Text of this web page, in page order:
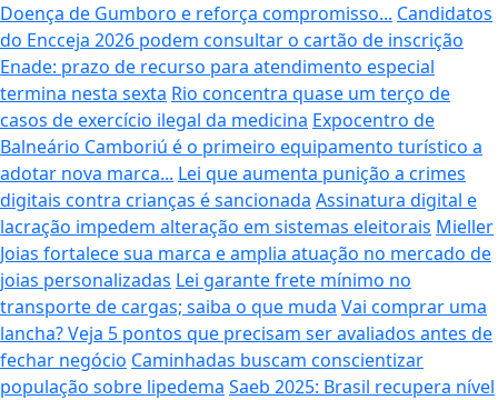
Doença de Gumboro e reforça compromisso... Candidatos
do Encceja 2026 podem consultar o cartão de inscrição
Enade: prazo de recurso para atendimento especial
termina nesta sexta Rio concentra quase um terço de
casos de exercício ilegal da medicina Expocentro de
Balneário Camboriú é o primeiro equipamento turístico a
adotar nova marca... Lei que aumenta punição a crimes
digitais contra crianças é sancionada Assinatura digital e
lacração impedem alteração em sistemas eleitorais Mieller
Joias fortalece sua marca e amplia atuação no mercado de
joias personalizadas Lei garante frete mínimo no
transporte de cargas; saiba o que muda Vai comprar uma
lancha? Veja 5 pontos que precisam ser avaliados antes de
fechar negócio Caminhadas buscam conscientizar
população sobre lipedema Saeb 2025: Brasil recupera nível